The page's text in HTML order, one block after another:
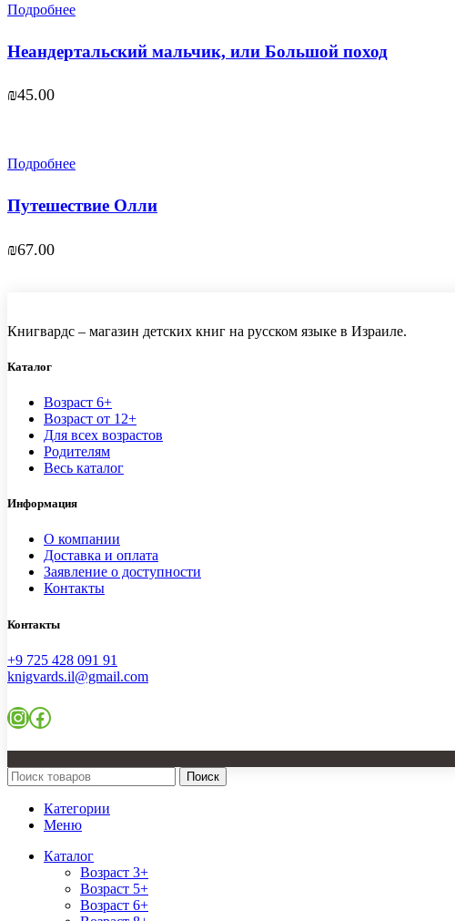
Подробнее
Неандертальский мальчик, или Большой поход
₪45.00
Подробнее
Путешествие Олли
₪67.00
Книгвардс – магазин детских книг на русском языке в Израиле.
Каталог
Возраст 6+
Возраст от 12+
Для всех возрастов
Родителям
Весь каталог
Информация
О компании
Доставка и оплата
Заявление о доступности
Контакты
Контакты
+9 725 428 091 91
knigvards.il@gmail.com
Instagram
Facebook
Поиск
Категории
Меню
Каталог
Возраст 3+
Возраст 5+
Возраст 6+